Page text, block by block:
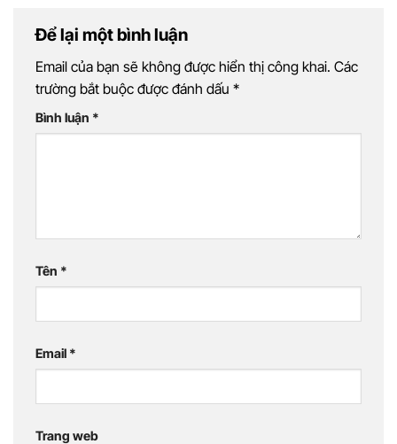
Để lại một bình luận
Email của bạn sẽ không được hiển thị công khai. Các
trường bắt buộc được đánh dấu *
Bình luận *
Tên *
Email *
Trang web